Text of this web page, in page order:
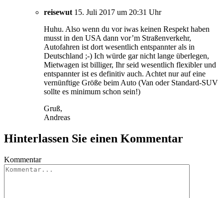
reisewut 15. Juli 2017 um 20:31 Uhr
Huhu. Also wenn du vor iwas keinen Respekt haben
musst in den USA dann vor’m Straßenverkehr,
Autofahren ist dort wesentlich entspannter als in
Deutschland ;-) Ich würde gar nicht lange überlegen,
Mietwagen ist billiger, Ihr seid wesentlich flexibler und
entspannter ist es definitiv auch. Achtet nur auf eine
vernünftige Größe beim Auto (Van oder Standard-SUV
sollte es minimum schon sein!)
Gruß,
Andreas
Hinterlassen Sie einen Kommentar
Kommentar